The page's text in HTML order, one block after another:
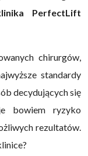
PerfectLift
chirurgów,
standardy
decydujących się
bowiem ryzyko
rezultatów.